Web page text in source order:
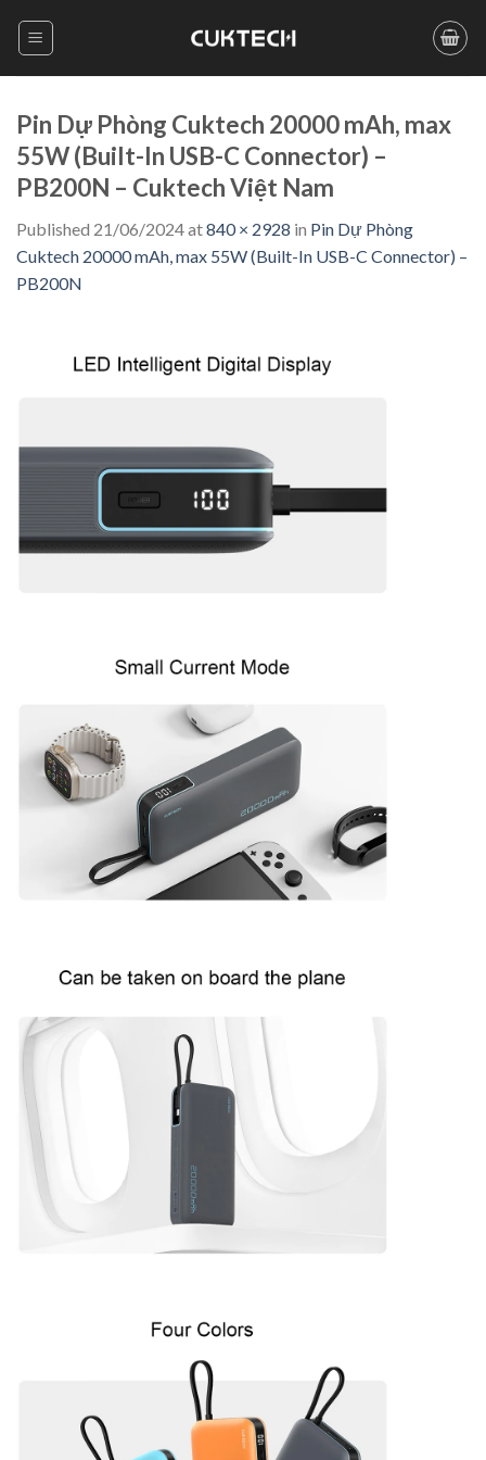
Pin Dự Phòng Cuktech 20000 mAh, max
55W (Built-In USB-C Connector) –
PB200N – Cuktech Việt Nam
Published 21/06/2024at840 × 2928 in Pin Dự Phòng
Cuktech 20000 mAh, max 55W (Built-In USB-C Connector) –
PB200N